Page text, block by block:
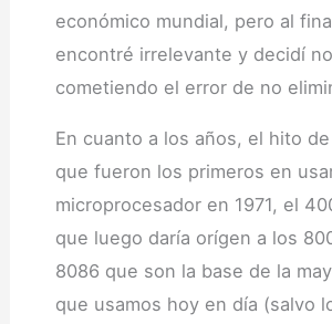
económico mundial, pero al
encontré irrelevante y decidí
cometiendo el error de no
En cuanto a los años, el hito
que fueron los primeros en
microprocesador en 1971, el
que luego daría orígen a los
8086 que son la base de la
que usamos hoy en día (salvo